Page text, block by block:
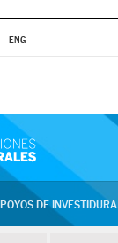
ENG
DE INVESTIDURA